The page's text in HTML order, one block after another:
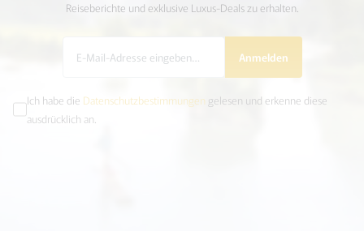
Reiseberichte und exklusive Luxus-Deals zu erhalten.
Anmelden
Ich habe die Datenschutzbestimmungen gelesen und erkenne diese
ausdrücklich an.